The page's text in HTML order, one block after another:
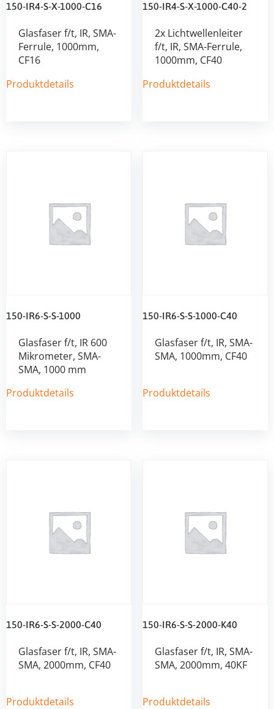
150-IR4-S-X-1000-C16
Glasfaser f/t, IR, SMA-
Ferrule, 1000mm,
CF16
Produktdetails
150-IR4-S-X-1000-C40-2
2x Lichtwellenleiter
f/t, IR, SMA-Ferrule,
1000mm, CF40
Produktdetails
150-IR6-S-S-1000
Glasfaser f/t, IR 600
Mikrometer, SMA-
SMA, 1000 mm
Produktdetails
150-IR6-S-S-1000-C40
Glasfaser f/t, IR, SMA-
SMA, 1000mm, CF40
Produktdetails
150-IR6-S-S-2000-C40
Glasfaser f/t, IR, SMA-
SMA, 2000mm, CF40
Produktdetails
150-IR6-S-S-2000-K40
Glasfaser f/t, IR, SMA-
SMA, 2000mm, 40KF
Produktdetails